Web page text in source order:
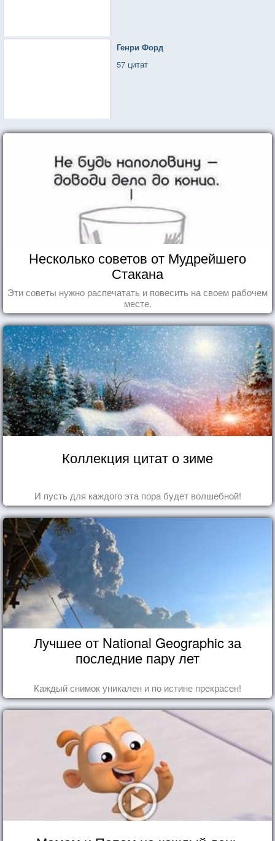
Генри Форд
57 цитат
Несколько советов от Мудрейшего
Стакана
Эти советы нужно распечатать и повесить на своем рабочем
месте.
Коллекция цитат о зиме
И пусть для каждого эта пора будет волшебной!
Лучшее от National Geographic за
последние пару лет
Каждый снимок уникален и по истине прекрасен!